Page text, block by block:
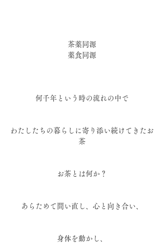
茶薬同源
薬食同源
何千年という時の流れの中で
わたしたちの暮らしに寄り添い続けてきたお
茶
お茶とは何か？
あらためて問い直し、心と向き合い、
身体を動かし、